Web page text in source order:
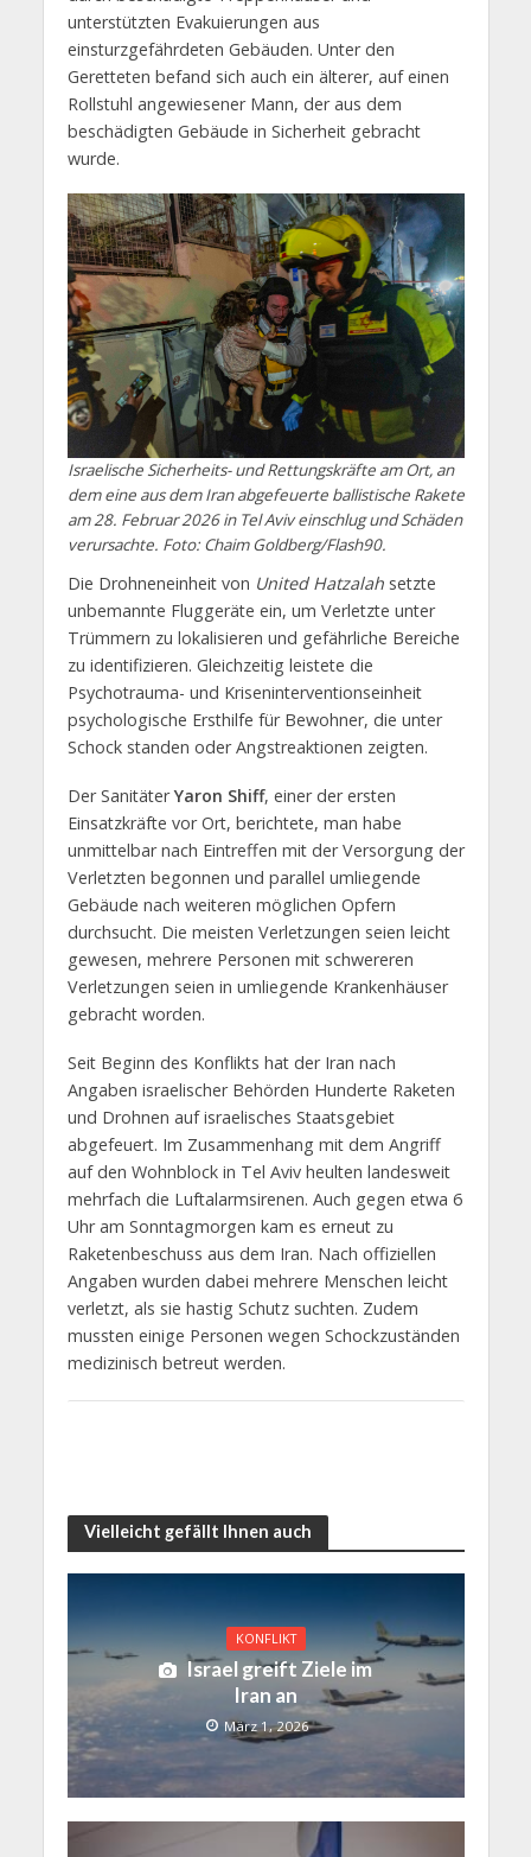
unterstützten Evakuierungen aus
einsturzgefährdeten Gebäuden. Unter den
Geretteten befand sich auch ein älterer, auf einen
Rollstuhl angewiesener Mann, der aus dem
beschädigten Gebäude in Sicherheit gebracht
wurde.
Israelische Sicherheits- und Rettungskräfte am Ort, an
dem eine aus dem Iran abgefeuerte ballistische Rakete
am 28. Februar 2026 in Tel Aviv einschlug und Schäden
verursachte. Foto: Chaim Goldberg/Flash90.
Die Drohneneinheit von United Hatzalahsetzte
unbemannte Fluggeräte ein, um Verletzte unter
Trümmern zu lokalisieren und gefährliche Bereiche
zu identifizieren. Gleichzeitig leistete die
Psychotrauma- und Kriseninterventionseinheit
psychologische Ersthilfe für Bewohner, die unter
Schock standen oder Angstreaktionen zeigten.
Der SanitäterYaron Shiff, einer der ersten
Einsatzkräfte vor Ort, berichtete, man habe
unmittelbar nach Eintreffen mit der Versorgung der
Verletzten begonnen und parallel umliegende
Gebäude nach weiteren möglichen Opfern
durchsucht. Die meisten Verletzungen seien leicht
gewesen, mehrere Personen mit schwereren
Verletzungen seien in umliegende Krankenhäuser
gebracht worden.
Seit Beginn des Konflikts hat der Iran nach
Angaben israelischer Behörden Hunderte Raketen
und Drohnen auf israelisches Staatsgebiet
abgefeuert. Im Zusammenhang mit dem Angriff
auf den Wohnblock in Tel Aviv heulten landesweit
mehrfach die Luftalarmsirenen. Auch gegen etwa 6
Uhr am Sonntagmorgen kam es erneut zu
Raketenbeschuss aus dem Iran. Nach offiziellen
Angaben wurden dabei mehrere Menschen leicht
verletzt, als sie hastig Schutz suchten. Zudem
mussten einige Personen wegen Schockzuständen
medizinisch betreut werden.
Vielleicht gefällt Ihnen auch
KONFLIKT
Israel greift Ziele im
Iran an
März 1, 2026